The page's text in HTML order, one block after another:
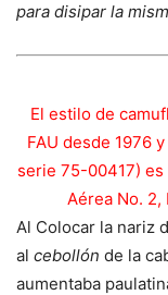
para disipar la
El estilo de
FAU desde 1976
serie 75-00417) es
Aérea No.
Al Colocar la nariz
al cebollón de la
aumentaba